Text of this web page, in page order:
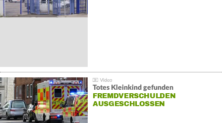
Totes Kleinkind gefunden
FREMDVERSCHULDEN
AUSGESCHLOSSEN